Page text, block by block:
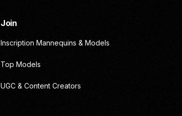
Join
Inscription Mannequins & Models
Top Models
UGC & Content Creators